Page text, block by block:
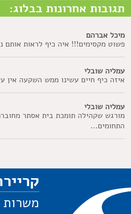
תגובות אחרונות בבלוג:
מיכל אברהם
פשוט מקסימים!!! איה כיף לראות אותם
עמליה שובלי
איזה כיף חיים עשינו ממש השקעה אין
עמליה שובלי
מורגש שקהילה תומכת בית אסתר
התחומים...
משרות